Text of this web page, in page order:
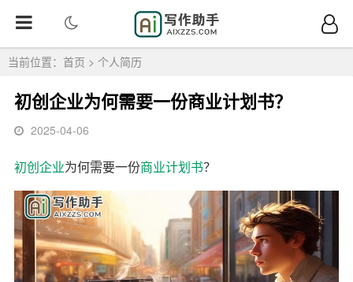
当前位置： 首页 > 个人简历
初创企业为何需要一份商业计划书？
2025-04-06
初创企业为何需要一份商业计划书？